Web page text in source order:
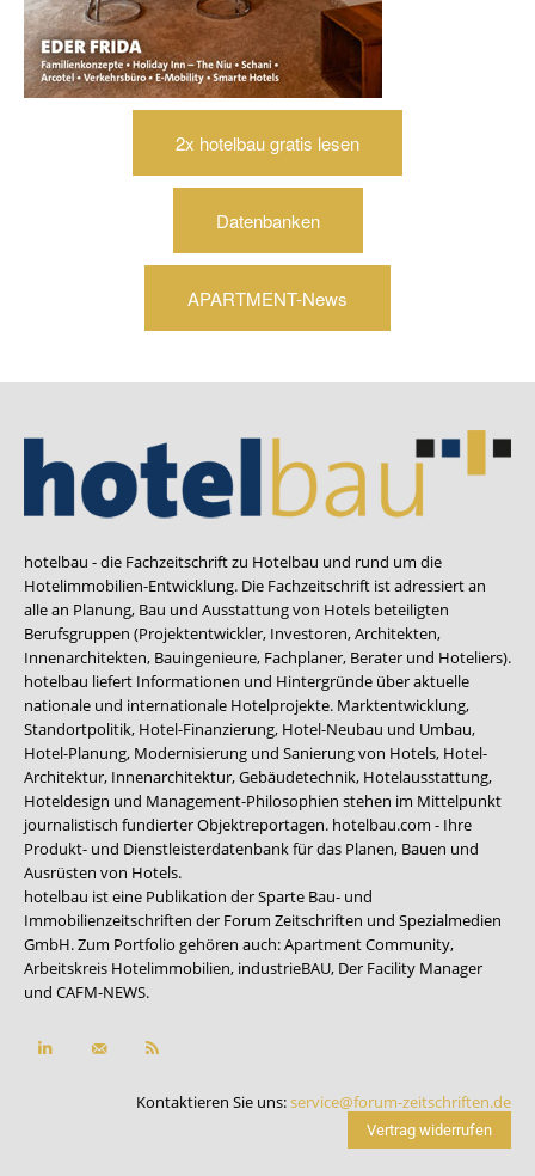
2x hotelbau gratis lesen
Datenbanken
APARTMENT-News
hotelbau - die Fachzeitschrift zu Hotelbau und rund um die
Hotelimmobilien-Entwicklung. Die Fachzeitschrift ist adressiert an
alle an Planung, Bau und Ausstattung von Hotels beteiligten
Berufsgruppen (Projektentwickler, Investoren, Architekten,
Innenarchitekten, Bauingenieure, Fachplaner, Berater und Hoteliers).
hotelbau liefert Informationen und Hintergründe über aktuelle
nationale und internationale Hotelprojekte. Marktentwicklung,
Standortpolitik, Hotel-Finanzierung, Hotel-Neubau und Umbau,
Hotel-Planung, Modernisierung und Sanierung von Hotels, Hotel-
Architektur, Innenarchitektur, Gebäudetechnik, Hotelausstattung,
Hoteldesign und Management-Philosophien stehen im Mittelpunkt
journalistisch fundierter Objektreportagen. hotelbau.com - Ihre
Produkt- und Dienstleisterdatenbank für das Planen, Bauen und
Ausrüsten von Hotels.
hotelbau ist eine Publikation der Sparte Bau- und
Immobilienzeitschriften der Forum Zeitschriften und Spezialmedien
GmbH. Zum Portfolio gehören auch:Apartment Community,
Arbeitskreis Hotelimmobilien, industrieBAU, Der Facility Manager
und CAFM-NEWS.
Kontaktieren Sie uns:service@forum-zeitschriften.de
Vertrag widerrufen